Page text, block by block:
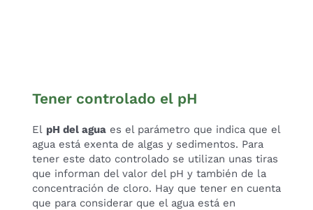
Tener controlado el pH
El pH del aguaes el parámetro que indica que el
agua está exenta de algas y sedimentos. Para
tener este dato controlado se utilizan unas tiras
que informan del valor del pH y también de la
concentración de cloro. Hay que tener en cuenta
que para considerar que el agua está en